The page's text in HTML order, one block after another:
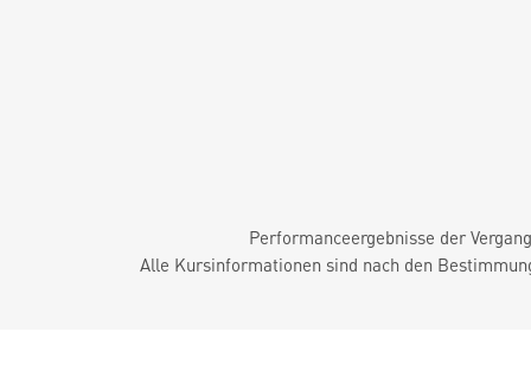
Performanceergebnisse der
Alle Kursinformationen sind nach den